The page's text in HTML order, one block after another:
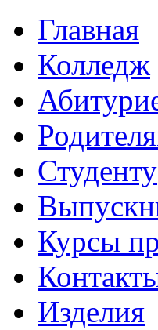
Главная
Колледж
Студенту
Курсы
Изделия